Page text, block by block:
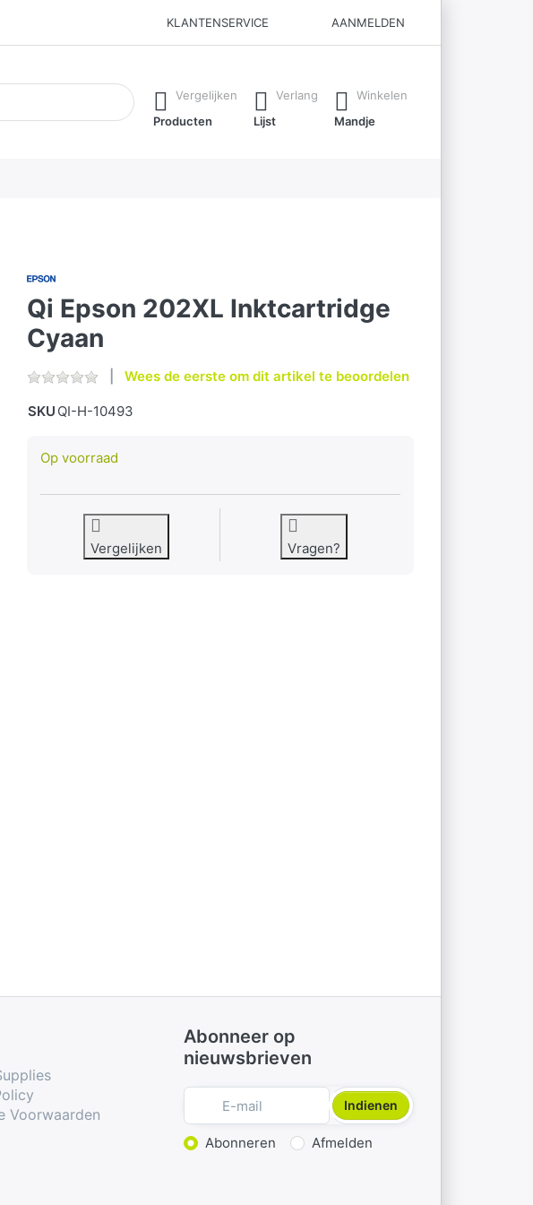
KLANTENSERVICE AANMELDEN
automatisch terwijl je typt. Druk op de Enter-toets om alle resultaten op te
Vergelijken
Producten
Verlang
Lijst
Winkelen
Mandje
Qi Epson 202XL Inktcartridge
Cyaan
Wees de eerste om dit artikel te beoordelen
SKU QI-H-10493
Op voorraad
Vergelijken Vragen?
Voorwaarden
Abonneer op
nieuwsbrieven
Indienen
Actie kiezen
Abonneren Afmelden